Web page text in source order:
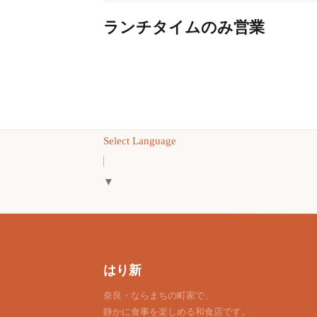
ランチタイムのみ営業
Select Language
▼
はり新
奈良・ならまちの町家で、
静かに食事を楽しめる和食店です。